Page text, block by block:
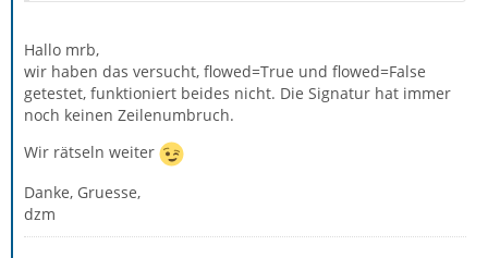
Hallo mrb,
wir haben das versucht, flowed=True und flowed=False
getestet, funktioniert beides nicht. Die Signatur hat immer
noch keinen Zeilenumbruch.
Wir rätseln weiter
Danke, Gruesse,
dzm